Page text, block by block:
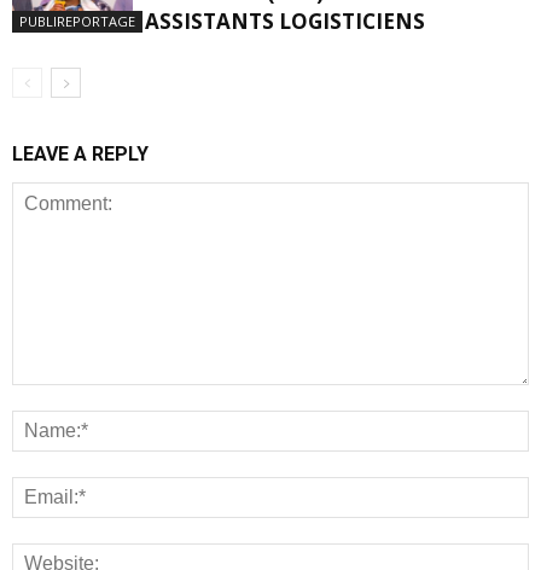
PUBLIREPORTAGE ASSISTANTS LOGISTICIENS
LEAVE A REPLY